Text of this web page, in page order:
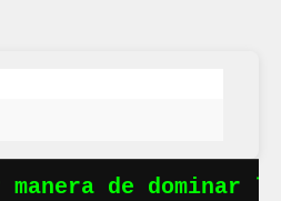
de dominar